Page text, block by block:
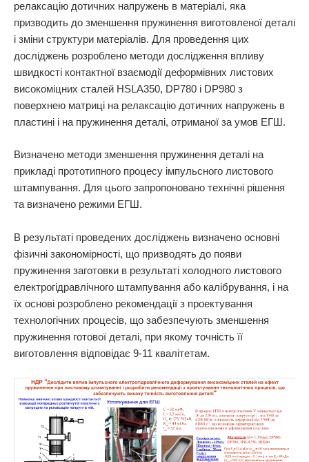
релаксацію дотичних напружень в матеріалі, яка
призводить до зменшення пружинення виготовленої деталі
і зміни структури матеріалів. Для проведення цих
досліджень розроблено методи дослідження впливу
швидкості контактної взаємодії деформівних листових
високоміцних сталей HSLA350, DP780 і DP980 з
поверхнею матриці на релаксацію дотичних напружень в
пластині і на пружинення деталі, отриманої за умов ЕГШ.
Визначено методи зменшення пружинення деталі на
прикладі прототипного процесу імпульсного листового
штампування. Для цього запропоновано технічні рішення
та визначено режими ЕГШ.
В результаті проведених досліджень визначено основні
фізичні закономірності, що призводять до появи
пружинення заготовки в результаті холодного листового
електрогідравлічного штампування або калібрування, і на
їх основі розроблено рекомендації з проектування
технологічних процесів, що забезпечують зменшення
пружинення готової деталі, при якому точність її
виготовлення відповідає 9-11 квалітетам.